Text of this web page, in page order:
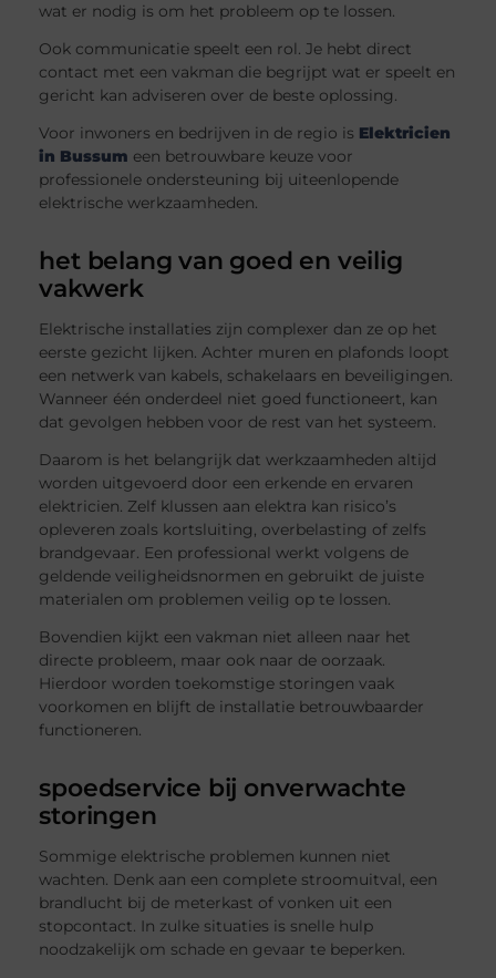
wat er nodig is om het probleem op te lossen.
Ook communicatie speelt een rol. Je hebt direct
contact met een vakman die begrijpt wat er speelt en
gericht kan adviseren over de beste oplossing.
Voor inwoners en bedrijven in de regio is Elektricien
in Bussum een betrouwbare keuze voor
professionele ondersteuning bij uiteenlopende
elektrische werkzaamheden.
het belang van goed en veilig
vakwerk
Elektrische installaties zijn complexer dan ze op het
eerste gezicht lijken. Achter muren en plafonds loopt
een netwerk van kabels, schakelaars en beveiligingen.
Wanneer één onderdeel niet goed functioneert, kan
dat gevolgen hebben voor de rest van het systeem.
Daarom is het belangrijk dat werkzaamheden altijd
worden uitgevoerd door een erkende en ervaren
elektricien. Zelf klussen aan elektra kan risico’s
opleveren zoals kortsluiting, overbelasting of zelfs
brandgevaar. Een professional werkt volgens de
geldende veiligheidsnormen en gebruikt de juiste
materialen om problemen veilig op te lossen.
Bovendien kijkt een vakman niet alleen naar het
directe probleem, maar ook naar de oorzaak.
Hierdoor worden toekomstige storingen vaak
voorkomen en blijft de installatie betrouwbaarder
functioneren.
spoedservice bij onverwachte
storingen
Sommige elektrische problemen kunnen niet
wachten. Denk aan een complete stroomuitval, een
brandlucht bij de meterkast of vonken uit een
stopcontact. In zulke situaties is snelle hulp
noodzakelijk om schade en gevaar te beperken.